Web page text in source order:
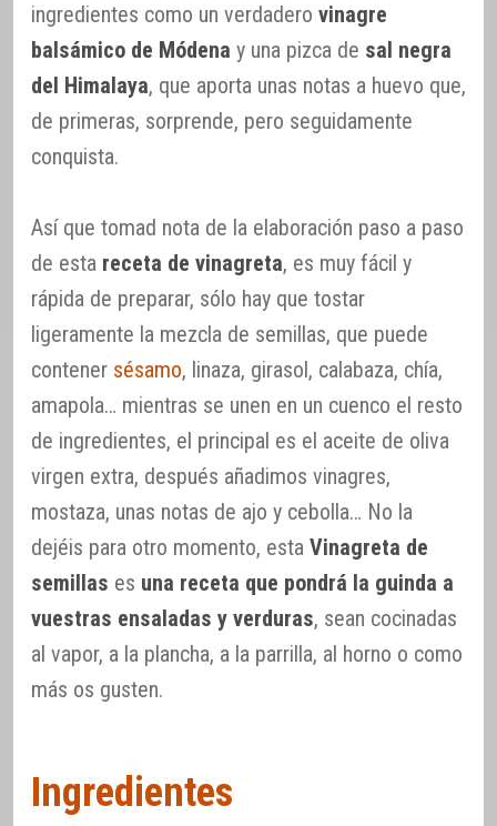
ingredientes como un verdadero vinagre
balsámico de Módena y una pizca de sal negra
del Himalaya, que aporta unas notas a huevo que,
de primeras, sorprende, pero seguidamente
conquista.
Así que tomad nota de la elaboración paso a paso
de esta receta de vinagreta, es muy fácil y
rápida de preparar, sólo hay que tostar
ligeramente la mezcla de semillas, que puede
contener sésamo, linaza, girasol, calabaza, chía,
amapola… mientras se unen en un cuenco el resto
de ingredientes, el principal es el aceite de oliva
virgen extra, después añadimos vinagres,
mostaza, unas notas de ajo y cebolla… No la
dejéis para otro momento, esta Vinagreta de
semillas es una receta que pondrá la guinda a
vuestras ensaladas y verduras, sean cocinadas
al vapor, a la plancha, a la parrilla, al horno o como
más os gusten.
Ingredientes